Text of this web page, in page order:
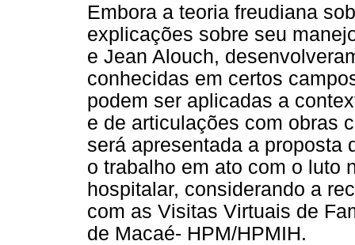
Embora a teoria freudiana
explicações sobre seu
e Jean Alouch,
conhecidas em certos
podem ser aplicadas a
e de articulações com obras
será apresentada a proposta
o trabalho em ato com o luto
hospitalar, considerando a
com as Visitas Virtuais de
de Macaé- HPM/HPMIH.